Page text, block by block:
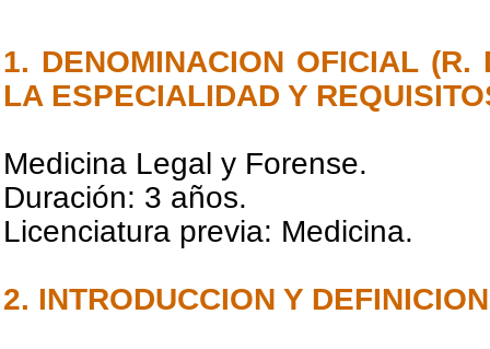
1. DENOMINACION OFICIAL (R.
LA ESPECIALIDAD Y
Medicina Legal y Forense.
Duración: 3 años.
Licenciatura previa: Medicina.
2. INTRODUCCION Y DEFINICION